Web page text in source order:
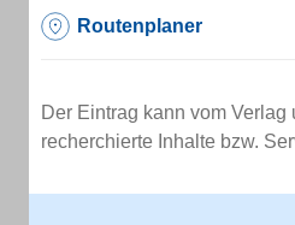
Routenplaner
Der Eintrag kann vom Verlag
recherchierte Inhalte bzw.